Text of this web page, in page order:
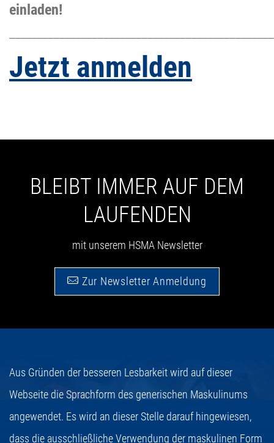
einladen!
Jetzt anmelden
BLEIBT IMMER AUF DEM
LAUFENDEN
mit unserem HSMA Newsletter
Zur Newsletter Anmeldung
Aus Gründen der besseren Lesbarkeit wird auf dieser
Webseite die Sprachform des generischen Maskulinums
angewendet. Es wird an dieser Stelle darauf hingewiesen,
dass die ausschließliche Verwendung der maskulinen Form